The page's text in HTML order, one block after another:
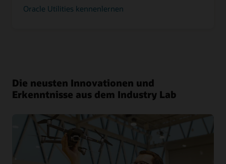
Oracle Utilities kennenlernen
Die neusten Innovationen und
Erkenntnisse aus dem Industry Lab